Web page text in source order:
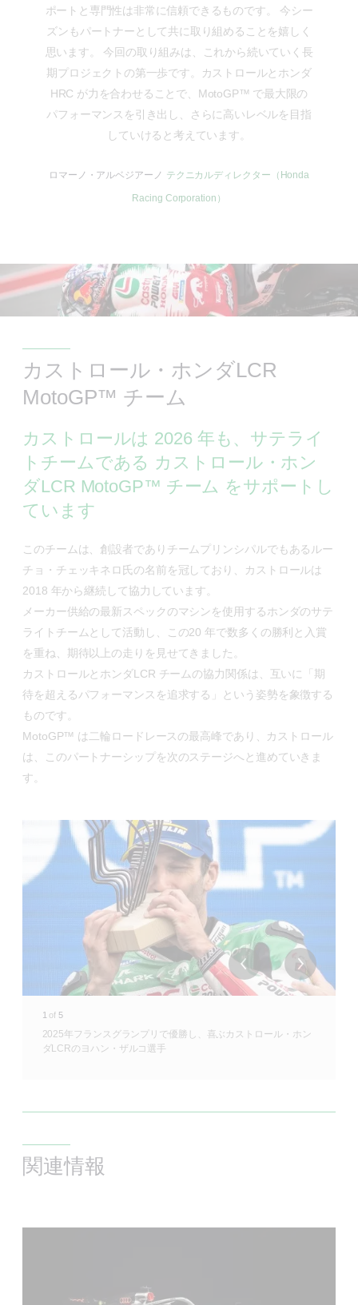
ポートと専門性は非常に信頼できるものです。 今シー
ズンもパートナーとして共に取り組めることを嬉しく
思います。 今回の取り組みは、これから続いていく長
期プロジェクトの第一歩です。カストロールとホンダ
HRC が力を合わせることで、MotoGP™ で最大限の
パフォーマンスを引き出し、さらに高いレベルを目指
していけると考えています。
ロマーノ・アルベジアーノ テクニカルディレクター（Honda
Racing Corporation）
カストロール・ホンダLCR
MotoGP™ チーム
カストロールは 2026 年も、サテライ
トチームである カストロール・ホン
ダLCR MotoGP™ チーム をサポートし
ています
このチームは、創設者でありチームプリンシパルでもあるルー
チョ・チェッキネロ氏の名前を冠しており、カストロールは
2018 年から継続して協力しています。
メーカー供給の最新スペックのマシンを使用するホンダのサテ
ライトチームとして活動し、この20 年で数多くの勝利と入賞
を重ね、期待以上の走りを見せてきました。
カストロールとホンダLCR チームの協力関係は、互いに「期
待を超えるパフォーマンスを追求する」という姿勢を象徴する
ものです。
MotoGP™ は二輪ロードレースの最高峰であり、カストロール
は、このパートナーシップを次のステージへと進めていきま
す。
1 of 5
2025年フランスグランプリで優勝し、喜ぶカストロール・ホン
ダLCRのヨハン・ザルコ選手
関連情報